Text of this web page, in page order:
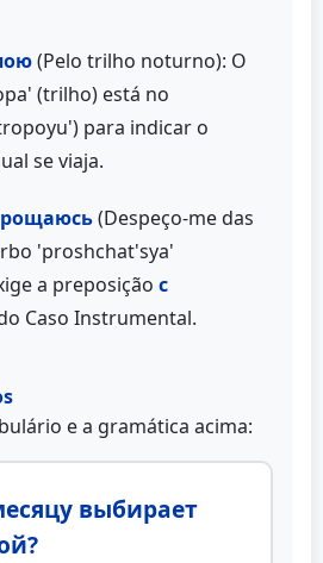
(Pelo trilho noturno): O
(trilho) está no
para indicar o
se viaja.
(Despeço-me das
'proshchat'sya'
a preposição с
Caso Instrumental.
e a gramática acima:
выбирает